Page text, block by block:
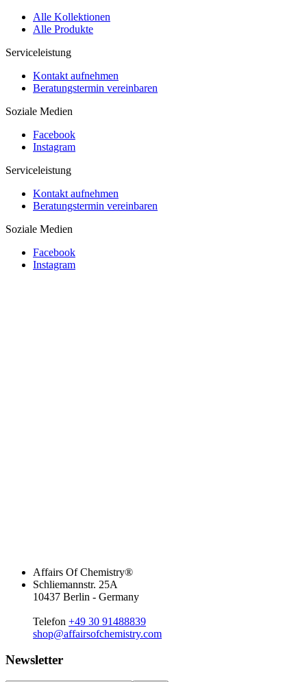
Alle Kollektionen
Alle Produkte
Serviceleistung
Kontakt aufnehmen
Beratungstermin vereinbaren
Soziale Medien
Facebook
Instagram
Serviceleistung
Kontakt aufnehmen
Beratungstermin vereinbaren
Soziale Medien
Facebook
Instagram
Affairs Of Chemistry®
Schliemannstr. 25A
10437 Berlin - Germany
Telefon +49 30 91488839
shop@affairsofchemistry.com
Newsletter